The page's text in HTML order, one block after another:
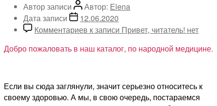
Автор записи Автор: Elena
Дата записи
12.06.2020
Комментариев к записи Привет, читатель! нет
Добро пожаловать в наш каталог, по народной медицине.
Если вы сюда заглянули, значит серьезно относитесь к
своему здоровью. А мы, в свою очередь, постараемся